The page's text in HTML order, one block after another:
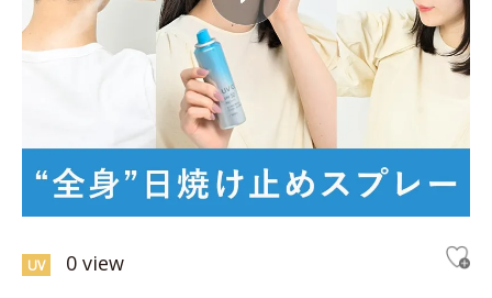
UV 0 view